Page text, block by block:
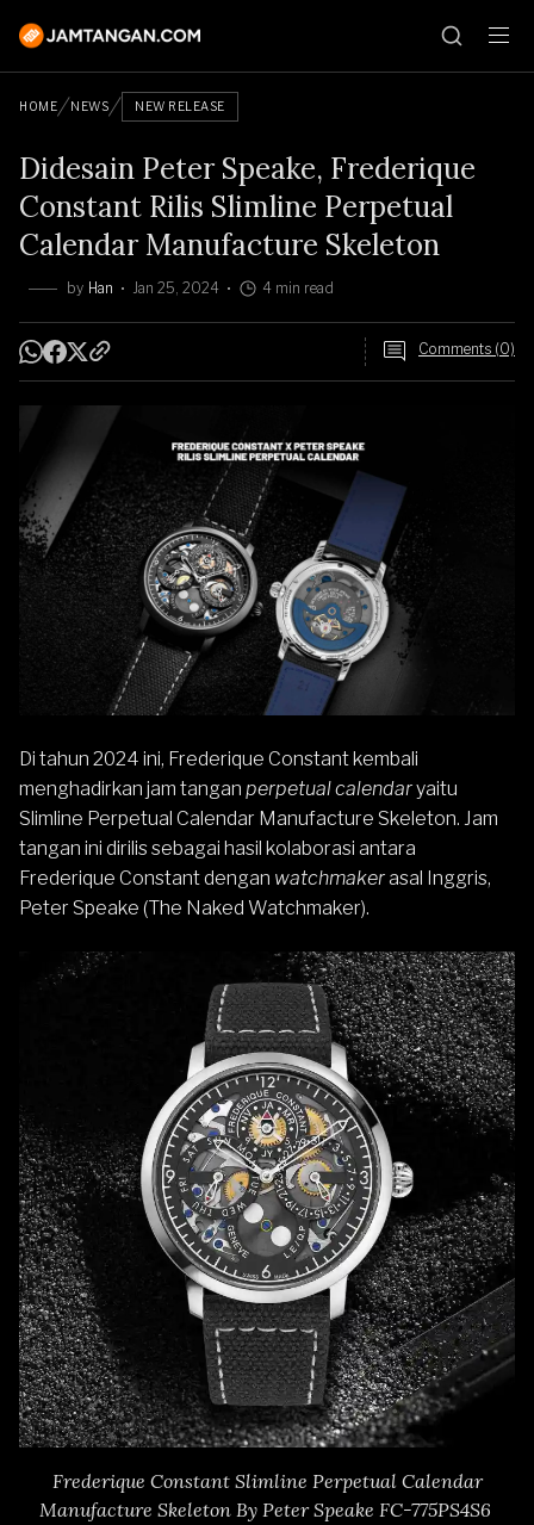
HOME NEWS NEW RELEASE
Didesain Peter Speake, Frederique
Constant Rilis Slimline Perpetual
Calendar Manufacture Skeleton
by Han Jan 25, 2024 4 min read
Comments (0)
Di tahun 2024 ini, Frederique Constantkembali
menghadirkan jam tangan perpetual calendaryaitu
Slimline Perpetual Calendar Manufacture Skeleton. Jam
tangan ini dirilis sebagai hasil kolaborasi antara
Frederique Constant dengan watchmakerasal Inggris,
Peter Speake (The Naked Watchmaker).
Frederique Constant Slimline Perpetual Calendar
Manufacture Skeleton By Peter Speake FC-775PS4S6